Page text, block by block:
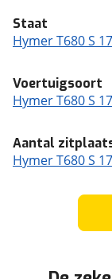
Staat
Hymer T680 S
Voertuigsoort
Hymer T680 S
Aantal
Hymer T680 S